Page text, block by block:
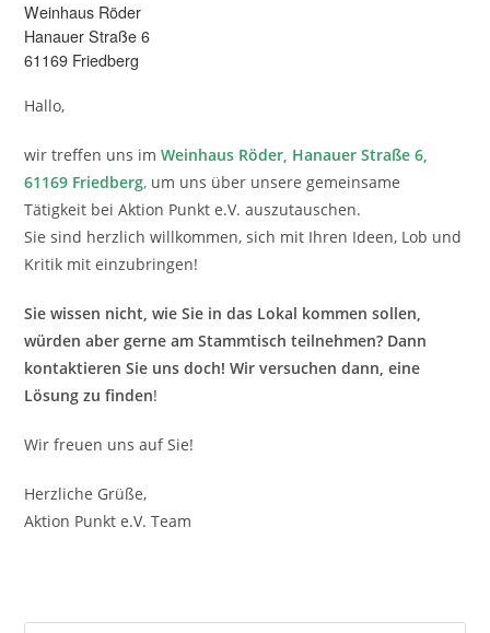
Weinhaus Röder
Hanauer Straße 6
61169 Friedberg
Hallo,
wir treffen uns imWeinhaus Röder, Hanauer Straße 6,
61169 Friedberg, um uns über unsere gemeinsame
Tätigkeit bei Aktion Punkt e.V. auszutauschen.
Sie sind herzlich willkommen, sich mit Ihren Ideen, Lob und
Kritik mit einzubringen!
Sie wissen nicht, wie Sie in das Lokal kommen sollen,
würden aber gerne am Stammtisch teilnehmen? Dann
kontaktieren Sie uns doch! Wir versuchen dann, eine
Lösung zu finden!
Wir freuen uns auf Sie!
Herzliche Grüße,
Aktion Punkt e.V. Team